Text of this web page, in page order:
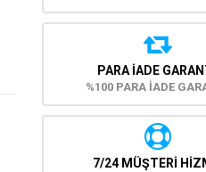
PARA İADE
%100 PARA İADE
7/24 MÜŞTERİ